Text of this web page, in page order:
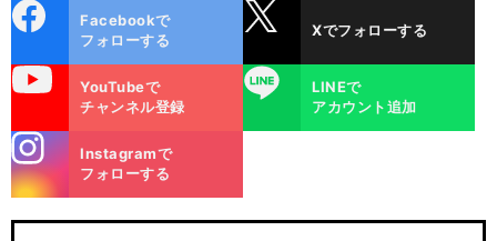
ok
Facebookで
フォローする
Xでフォローする
YouTubeで
チャンネル登録
LINE
LINEで
アカウント追加
m
Instagramで
フォローする